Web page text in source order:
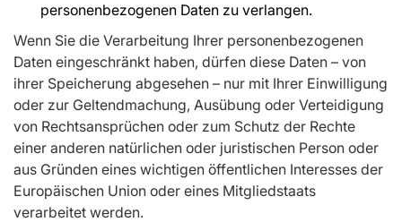
personenbezogenen Daten zu verlangen.
Wenn Sie die Verarbeitung Ihrer personenbezogenen
Daten eingeschränkt haben, dürfen diese Daten – von
ihrer Speicherung abgesehen – nur mit Ihrer Einwilligung
oder zur Geltendmachung, Ausübung oder Verteidigung
von Rechtsansprüchen oder zum Schutz der Rechte
einer anderen natürlichen oder juristischen Person oder
aus Gründen eines wichtigen öffentlichen Interesses der
Europäischen Union oder eines Mitgliedstaats
verarbeitet werden.